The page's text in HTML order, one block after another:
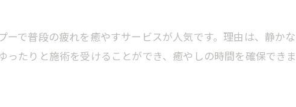
への丁寧なカウンセリング体験
る美容室でストレスフリー施術
で普段の疲れを癒やすサービスが人気です。理由は、静か
たりと施術を受けることができ、癒やしの時間を確保でき